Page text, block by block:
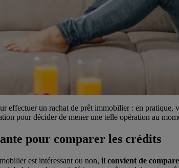
effectuer un rachat de prêt immobilier : en
pour décider de mener une telle opération au
pour comparer les crédits
est intéressant ou non, il convient de